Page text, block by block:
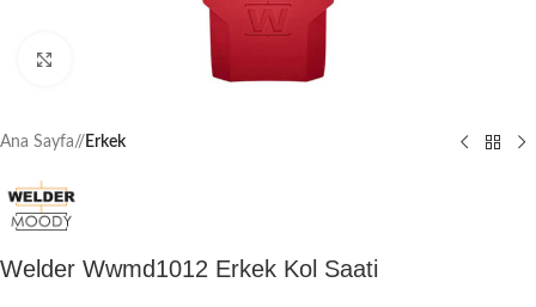
Büyütmek için tıklayın
Ana Sayfa/ Erkek
Welder Wwmd1012 Erkek Kol Saati